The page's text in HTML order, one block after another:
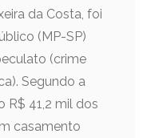
da Costa, foi
(MP-SP)
(crime
Segundo a
R$ 41,2 mil dos
casamento